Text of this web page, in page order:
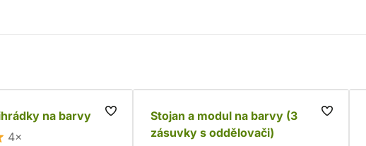
na barvy
4×
Stojan a modul na barvy (3
zásuvky s oddělovači)